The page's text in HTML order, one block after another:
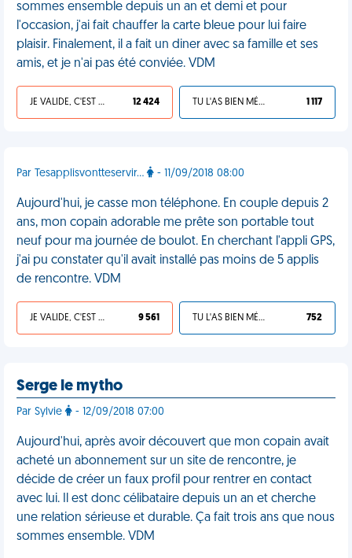
sommes ensemble depuis un an et demi et pour
l'occasion, j'ai fait chauffer la carte bleue pour lui faire
plaisir. Finalement, il a fait un diner avec sa famille et ses
amis, et je n'ai pas été conviée. VDM
JE VALIDE, C'EST UNE VDM 12 424 TU L'AS BIEN MÉRITÉ 1 117
Par Tesapplisvontteservir... - 11/09/2018 08:00
Aujourd'hui, je casse mon téléphone. En couple depuis 2
ans, mon copain adorable me prête son portable tout
neuf pour ma journée de boulot. En cherchant l'appli GPS,
j'ai pu constater qu'il avait installé pas moins de 5 applis
de rencontre. VDM
JE VALIDE, C'EST UNE VDM 9 561 TU L'AS BIEN MÉRITÉ 752
Serge le mytho
Par Sylvie - 12/09/2018 07:00
Aujourd'hui, après avoir découvert que mon copain avait
acheté un abonnement sur un site de rencontre, je
décide de créer un faux profil pour rentrer en contact
avec lui. Il est donc célibataire depuis un an et cherche
une relation sérieuse et durable. Ça fait trois ans que nous
sommes ensemble. VDM